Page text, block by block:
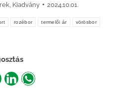
Kiadvány 2024.10.01.
rozébor termelői ár vörösbor
ShareShare